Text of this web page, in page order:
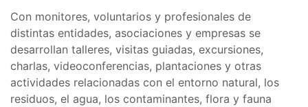
Con monitores, voluntarios y profesionales de
distintas entidades, asociaciones y empresas se
desarrollan talleres, visitas guiadas, excursiones,
charlas, videoconferencias, plantaciones y otras
actividades relacionadas con el entorno natural, los
residuos, el agua, los contaminantes, flora y fauna